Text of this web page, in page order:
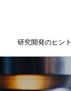
研究開発のヒント